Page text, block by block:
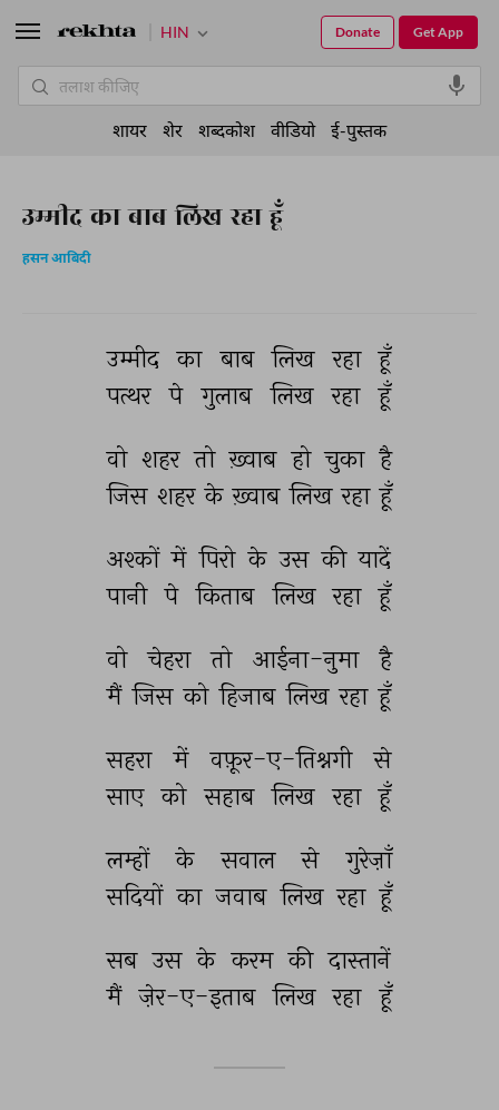
उम्मीद का बाब लिख रहा हूँ
हसन आबिदी
उम्मीद का बाब लिख रहा हूँ
पत्थर पे गुलाब लिख रहा हूँ
वो शहर तो ख़्वाब हो चुका है
जिस शहर के ख़्वाब लिख रहा हूँ
अश्कों में पिरो के उस की यादें
पानी पे किताब लिख रहा हूँ
वो चेहरा तो आईना-नुमा
है
मैं जिस को हिजाब लिख रहा हूँ
सहरा में वफ़ूर-ए-तिश्नगी
से
साए को सहाब लिख रहा हूँ
लम्हों के सवाल से
गुरेज़ाँ
सदियों का जवाब लिख रहा हूँ
सब उस के करम की दास्तानें
मैं ज़ेर-ए-इताब लिख रहा हूँ
HIN Get App
Donate
शायर शेर शब्दकोश वीडियो ई-पुस्तक